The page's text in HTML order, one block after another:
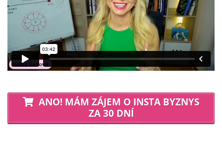
ANO! MÁM ZÁJEM O INSTA BYZNYS
ZA 30 DNÍ